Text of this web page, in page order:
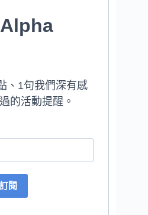
、1句我們深有感
的活動提醒。
閱